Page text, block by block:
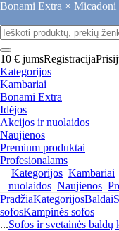
Bonami Extra × Micadoni
10 € jumsRegistracija
Kategorijos
Kambariai
Bonami Extra
Idėjos
Akcijos ir nuolaidos
Naujienos
Premium produktai
Profesionalams
Kategorijos Kambariai
nuolaidos Naujienos
PradžiaKategorijosBaldai
sofosKampinės sofos
...Sofos ir svetainės baldų